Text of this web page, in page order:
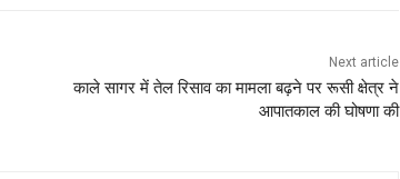
Next article
काले सागर में तेल रिसाव का मामला बढ़ने पर रूसी क्षेत्र ने
आपातकाल की घोषणा की